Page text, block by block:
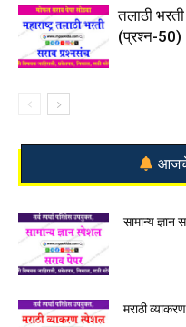
तलाठी
(प्रश्न-50)
सामान्य ज्ञान
मराठी